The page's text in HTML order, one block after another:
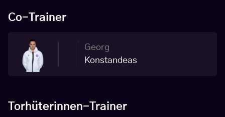
Co-Trainer
Georg
Konstandeas
Torhüterinnen-Trainer